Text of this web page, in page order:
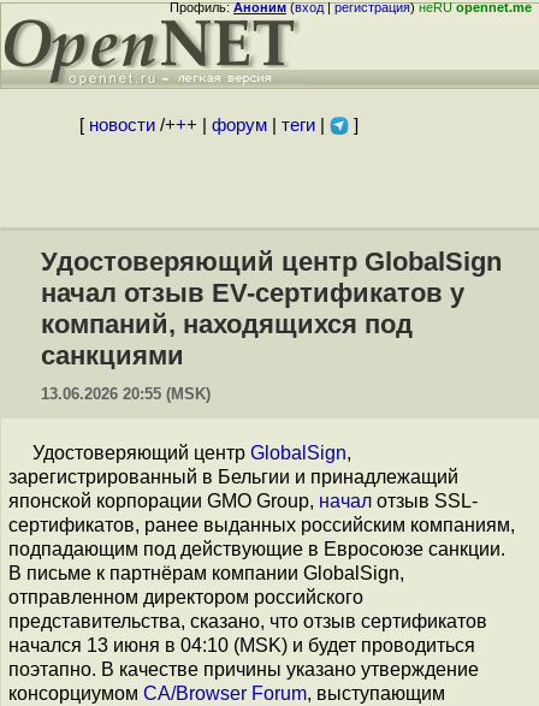
Профиль:Аноним(вход|регистрация)неRUopennet.me
[ новости/+++ форум| теги| ]
Удостоверяющий центр GlobalSign
начал отзыв EV-сертификатов у
компаний, находящихся под
санкциями
13.06.2026 20:55 (MSK)
Удостоверяющий центр GlobalSign,
зарегистрированный в Бельгии и принадлежащий
японской корпорации GMO Group, начал отзыв SSL-
сертификатов, ранее выданных российским компаниям,
подпадающим под действующие в Евросоюзе санкции.
В письме к партнёрам компании GlobalSign,
отправленном директором российского
представительства, сказано, что отзыв сертификатов
начался 13 июня в 04:10 (MSK) и будет проводиться
поэтапно. В качестве причины указано утверждение
консорциумом CA/Browser Forum, выступающим